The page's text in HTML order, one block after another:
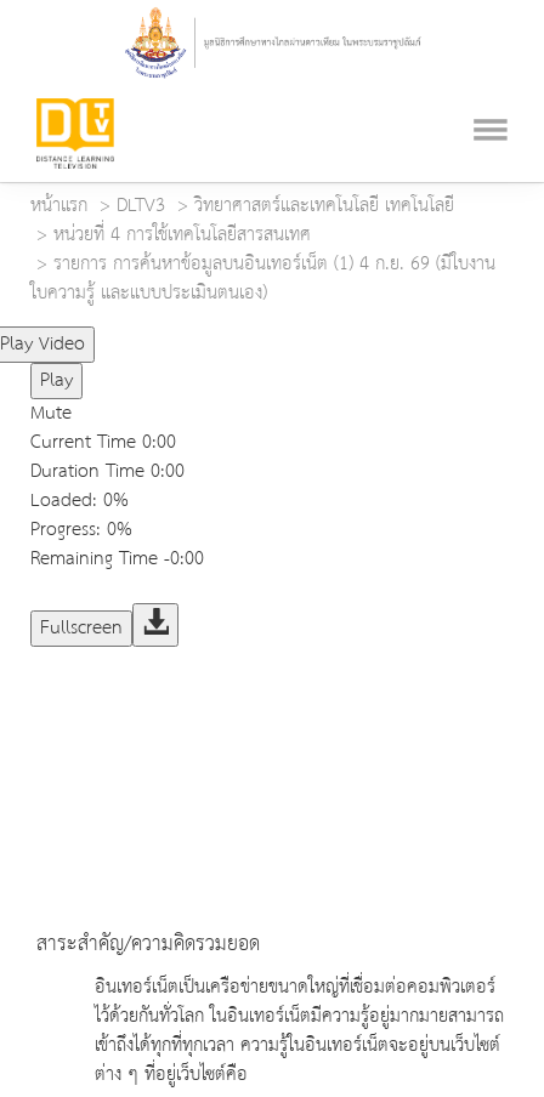
หน้าแรก DLTV3
วิทยาศาสตร์และเทคโนโลยี เทคโนโลยี
หน่วยที่ 4 การใช้เทคโนโลยีสารสนเทศ
รายการ การค้นหาข้อมูลบนอินเทอร์เน็ต (1) 4 ก.ย. 69 (มีใบงาน
ใบความรู้ และแบบประเมินตนเอง)
Play Video
Play
Mute
Current Time0:00
Duration Time0:00
Loaded: 0%
Progress: 0%
Remaining Time-0:00
Fullscreen
สาระสำคัญ/ความคิดรวมยอด
อินเทอร์เน็ตเป็นเครือข่ายขนาดใหญ่ที่เชื่อมต่อคอมพิวเตอร์
ไว้ด้วยกันทั่วโลก ในอินเทอร์เน็ตมีความรู้อยู่มากมายสามารถ
เข้าถึงได้ทุกที่ทุกเวลา ความรู้ในอินเทอร์เน็ตจะอยู่บนเว็บไซต์
ต่าง ๆ ที่อยู่เว็บไซต์คือ